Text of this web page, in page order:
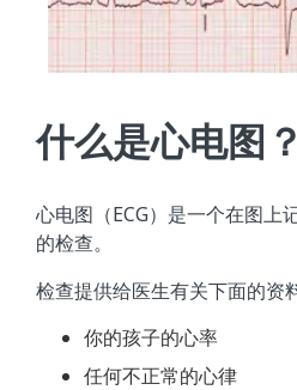
什么是心电图？
心电图（ECG）是一个在图上
的检查。
检查提供给医生有关下面的资
你的孩子的心率
任何不正常的心律